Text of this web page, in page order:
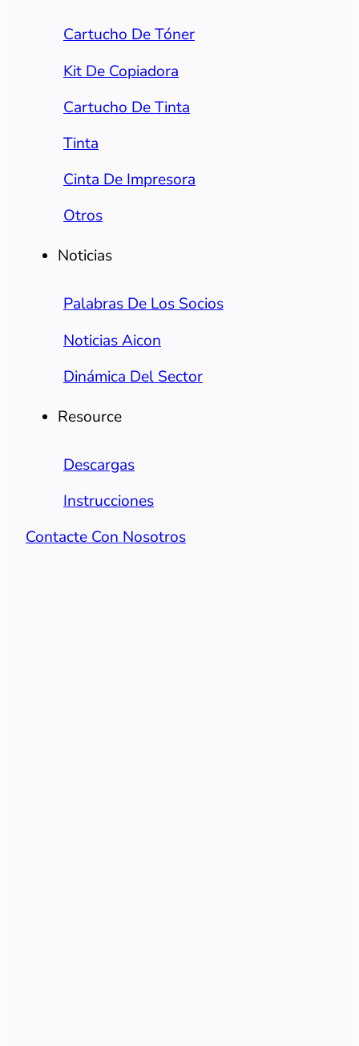
Cartucho De Tóner
Kit De Copiadora
Cartucho De Tinta
Tinta
Cinta De Impresora
Otros
Noticias
Palabras De Los Socios
Noticias Aicon
Dinámica Del Sector
Resource
Descargas
Instrucciones
Contacte Con Nosotros